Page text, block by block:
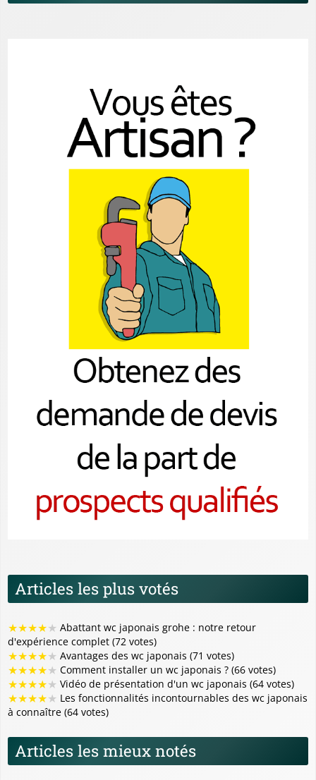
Articles les plus votés
★★★★★ Abattant wc japonais grohe : notre retour
d'expérience complet (72 votes)
★★★★★ Avantages des wc japonais (71 votes)
★★★★★ Comment installer un wc japonais ? (66 votes)
★★★★★ Vidéo de présentation d'un wc japonais (64 votes)
★★★★★ Les fonctionnalités incontournables des wc japonais
à connaître (64 votes)
Articles les mieux notés